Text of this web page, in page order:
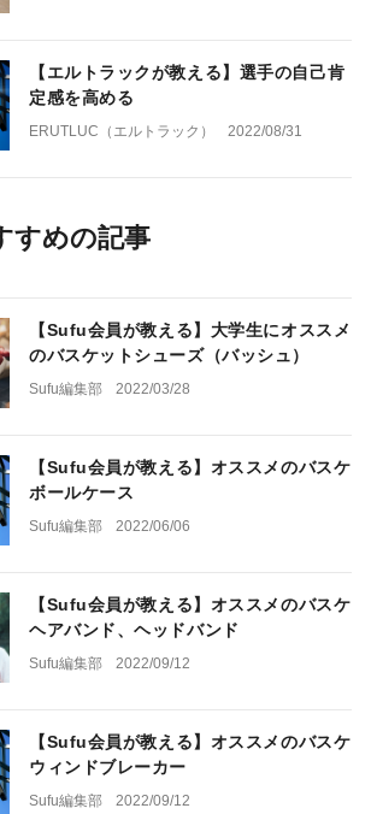
【エルトラックが教える】選手の自己肯
定感を高める
ERUTLUC（エルトラック） 2022/08/31
すめの記事
【Sufu会員が教える】大学生にオススメ
のバスケットシューズ（バッシュ）
Sufu編集部 2022/03/28
【Sufu会員が教える】オススメのバスケ
ボールケース
Sufu編集部 2022/06/06
【Sufu会員が教える】オススメのバスケ
ヘアバンド、ヘッドバンド
Sufu編集部 2022/09/12
【Sufu会員が教える】オススメのバスケ
ウィンドブレーカー
Sufu編集部 2022/09/12